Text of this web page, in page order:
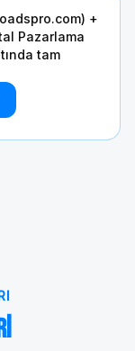
+
Pazarlama
tam